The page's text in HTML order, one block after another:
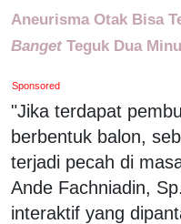
Aneurisma Otak Bisa
Banget Teguk Dua
Sponsored
"Jika terdapat
berbentuk balon,
terjadi pecah di
Ande Fachniadin,
interaktif yang